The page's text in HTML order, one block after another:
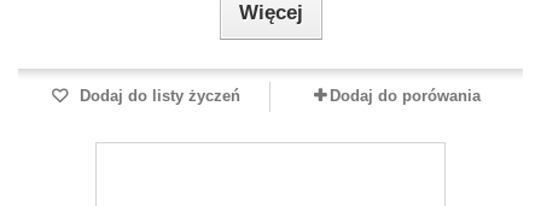
Więcej
Dodaj do listy życzeń Dodaj do porówania